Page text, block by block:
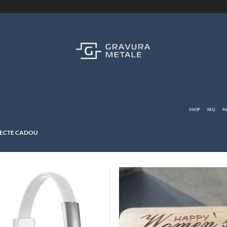
SHOP FAQ
CADOU